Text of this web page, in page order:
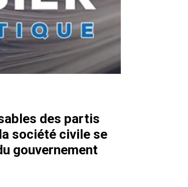
des partis
société civile se
gouvernement